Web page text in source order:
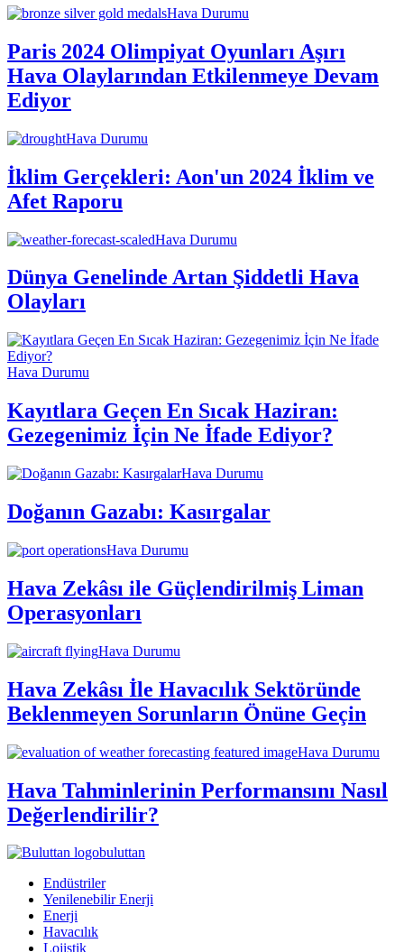
Hava Durumu
Paris 2024 Olimpiyat Oyunları Aşırı
Hava Olaylarından Etkilenmeye Devam
Ediyor
Hava Durumu
İklim Gerçekleri: Aon'un 2024 İklim ve
Afet Raporu
Hava Durumu
Dünya Genelinde Artan Şiddetli Hava
Olayları
Hava Durumu
Kayıtlara Geçen En Sıcak Haziran:
Gezegenimiz İçin Ne İfade Ediyor?
Hava Durumu
Doğanın Gazabı: Kasırgalar
Hava Durumu
Hava Zekâsı ile Güçlendirilmiş Liman
Operasyonları
Hava Durumu
Hava Zekâsı İle Havacılık Sektöründe
Beklenmeyen Sorunların Önüne Geçin
Hava Durumu
Hava Tahminlerinin Performansını Nasıl
Değerlendirilir?
buluttan
Endüstriler
Yenilenebilir Enerji
Enerji
Havacılık
Lojistik